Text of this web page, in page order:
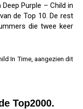
Purple – Child in
de Top 10. De rest
die twee keer
In Time, aangezien dit
Top2000.